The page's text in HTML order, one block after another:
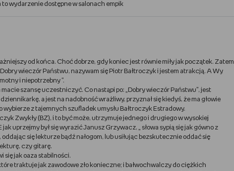
to wydarzenie dostępne w salonach empik
od końca. Choć dobrze, gdy koniec jest równie miły jak początek. Zatem
wieczór Państwu, nazywam się Piotr Bałtroczyk i jestem atrakcją. A Wy
i niepotrzebny ''.
szansę uczestniczyć. Co nastąpi po: „Dobry wieczór Państwu”, jest
a jest na nadobność wrażliwy, przyznał się kiedyś, że ma głowie
z tajemnych szufladek umysłu Bałtroczyk Estradowy.
Zwykły (BZ), i to być może, utrzymuje jednego i drugiego w wysokiej
uprzejmy był się wyrazić Janusz Grzywacz, „ słowa sypią się jak gówno z
się lekturze bądź nałogom, lub usiłując bezskutecznie oddać się
czy gitarę.
się jak oaza stabilności.
traktuje jak zawodowe zło konieczne; i bałwochwalczy do ciężkich